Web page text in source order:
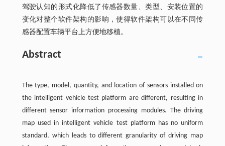
驾驶认知的形式化降低了传感器数量、类型、安装位置的
变化对整个软件架构的影响，使得软件架构可以在不同传
感器配置车辆平台上方便地移植。
Abstract
The type, model, quantity, and location of sensors installed on
the intelligent vehicle test platform are different, resulting in
different sensor information processing modules. The driving
map used in intelligent vehicle test platform has no uniform
standard, which leads to different granularity of driving map